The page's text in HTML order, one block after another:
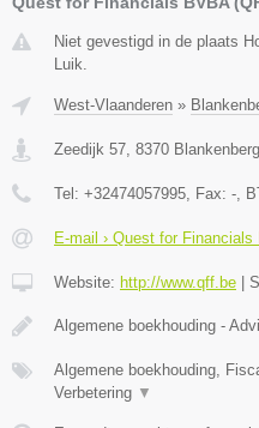
Niet gevestigd in de plaats
Luik.
West-Vlaanderen »
Zeedijk 57, 8370
Tel: +32474057995, Fax: -,
E-mail › Quest for
Website: http://www.qff.be
Algemene boekhouding -
Algemene boekhouding,
Verbetering ▼